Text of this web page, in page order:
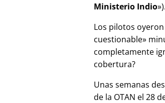
Ministerio Indio ).
Los pilotos
cuestionable
completamente
cobertura?
Unas semanas
de la OTAN el 28